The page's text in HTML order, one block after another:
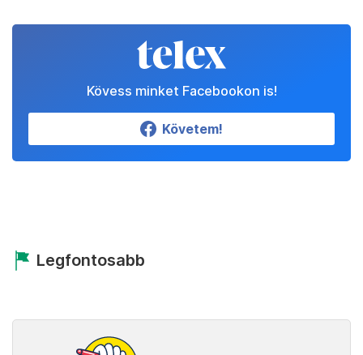
Kövess minket Facebookon is!
Követem!
Legfontosabb